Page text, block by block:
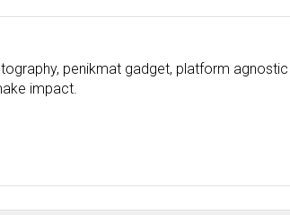
penikmat gadget, platform
impact.